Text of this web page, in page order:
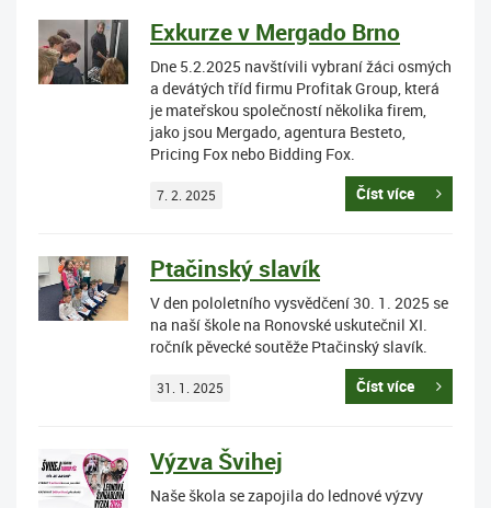
Exkurze v Mergado Brno
Dne 5.2.2025 navštívili vybraní žáci osmých
a devátých tříd firmu Profitak Group, která
je mateřskou společností několika firem,
jako jsou Mergado, agentura Besteto,
Pricing Fox nebo Bidding Fox.
7. 2. 2025 Číst více
Ptačinský slavík
V den pololetního vysvědčení 30. 1. 2025 se
na naší škole na Ronovské uskutečnil XI.
ročník pěvecké soutěže Ptačinský slavík.
31. 1. 2025 Číst více
Výzva Švihej
Naše škola se zapojila do lednové výzvy